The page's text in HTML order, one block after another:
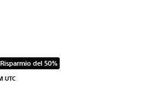
originale di CHF 59.90
Risparmio del 50%
UTC